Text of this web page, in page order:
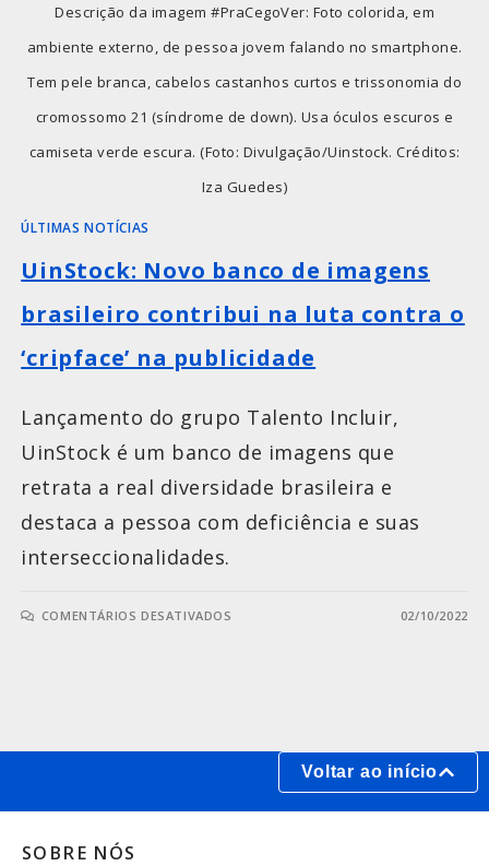
Descrição da imagem #PraCegoVer: Foto colorida, em
ambiente externo, de pessoa jovem falando no smartphone.
Tem pele branca, cabelos castanhos curtos e trissonomia do
cromossomo 21 (síndrome de down). Usa óculos escuros e
camiseta verde escura. (Foto: Divulgação/Uinstock. Créditos:
Iza Guedes)
ÚLTIMAS NOTÍCIAS
UinStock: Novo banco de imagens
brasileiro contribui na luta contra o
‘cripface’ na publicidade
Lançamento do grupo Talento Incluir,
UinStock é um banco de imagens que
retrata a real diversidade brasileira e
destaca a pessoa com deficiência e suas
interseccionalidades.
COMENTÁRIOS DESATIVADOS 02/10/2022
Voltar ao início
SOBRE NÓS